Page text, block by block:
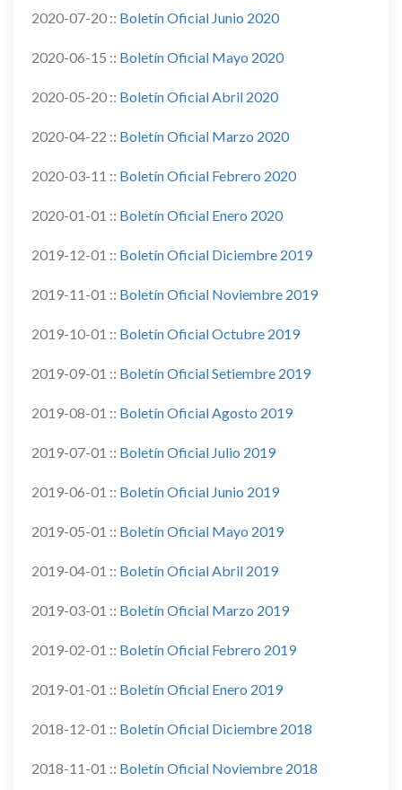
2020-07-20 :: Boletín Oficial Junio 2020
2020-06-15 :: Boletín Oficial Mayo 2020
2020-05-20 :: Boletín Oficial Abril 2020
2020-04-22 :: Boletín Oficial Marzo 2020
2020-03-11 :: Boletín Oficial Febrero 2020
2020-01-01 :: Boletín Oficial Enero 2020
2019-12-01 :: Boletín Oficial Diciembre 2019
2019-11-01 :: Boletín Oficial Noviembre 2019
2019-10-01 :: Boletín Oficial Octubre 2019
2019-09-01 :: Boletín Oficial Setiembre 2019
2019-08-01 :: Boletín Oficial Agosto 2019
2019-07-01 :: Boletín Oficial Julio 2019
2019-06-01 :: Boletín Oficial Junio 2019
2019-05-01 :: Boletín Oficial Mayo 2019
2019-04-01 :: Boletín Oficial Abril 2019
2019-03-01 :: Boletín Oficial Marzo 2019
2019-02-01 :: Boletín Oficial Febrero 2019
2019-01-01 :: Boletín Oficial Enero 2019
2018-12-01 :: Boletín Oficial Diciembre 2018
2018-11-01 :: Boletín Oficial Noviembre 2018